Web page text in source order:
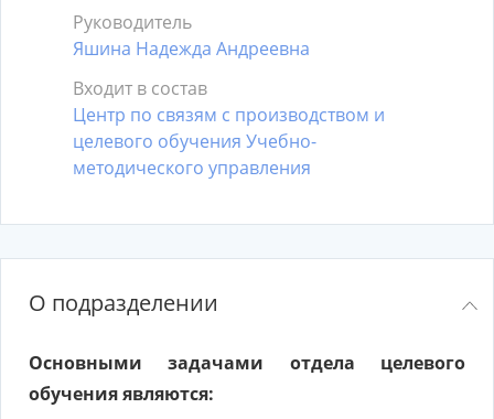
Руководитель
Яшина Надежда Андреевна
Входит в состав
Центр по связям с производством и
целевого обучения Учебно-
методического управления
О подразделении
Основными задачами отдела целевого
обучения являются: